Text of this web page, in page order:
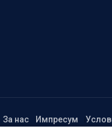
За нас Импресум